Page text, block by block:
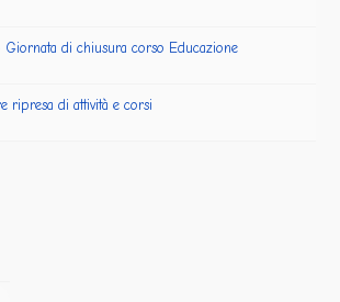
di chiusura corso Educazione
ripresa di attività e corsi